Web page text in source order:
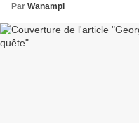
Par Wanampi